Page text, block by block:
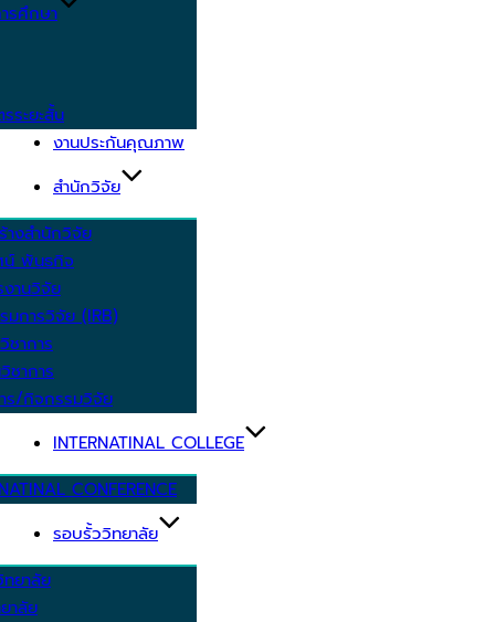
รศึกษา
ระยะสั้น
งานประกันคุณภาพ
สำนักวิจัย
างสำนักวิจัย
น์ พันธกิจ
งานวิจัย
มการวิจัย (IRB)
ชาการ
ชาการ
ร/กิจกรรมวิจัย
INTERNATINAL COLLEGE
CONFERENCE
รอบรั้ววิทยาลัย
ทยาลัย
าลัย